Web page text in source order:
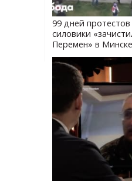
99 дней протестов
силовики
Перемен» в Минске